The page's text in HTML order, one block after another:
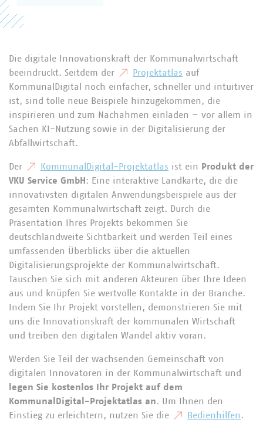
Die digitale Innovationskraft der Kommunalwirtschaft
beeindruckt. Seitdem der
Projektatlas auf
KommunalDigital noch einfacher, schneller und intuitiver
ist, sind tolle neue Beispiele hinzugekommen, die
inspirieren und zum Nachahmen einladen – vor allem in
Sachen KI-Nutzung sowie in der Digitalisierung der
Abfallwirtschaft.
Der KommunalDigital-Projektatlas ist ein
Produkt der
VKU Service GmbH : Eine interaktive Landkarte, die die
innovativsten digitalen Anwendungsbeispiele aus der
gesamten Kommunalwirtschaft zeigt. Durch die
Präsentation Ihres Projekts bekommen Sie
deutschlandweite Sichtbarkeit und werden Teil eines
umfassenden Überblicks über die aktuellen
Digitalisierungsprojekte der Kommunalwirtschaft.
Tauschen Sie sich mit anderen Akteuren über Ihre Ideen
aus und knüpfen Sie wertvolle Kontakte in der Branche.
Indem Sie Ihr Projekt vorstellen, demonstrieren Sie mit
uns die Innovationskraft der kommunalen Wirtschaft
und treiben den digitalen Wandel aktiv voran.
Werden Sie Teil der wachsenden Gemeinschaft von
digitalen Innovatoren in der Kommunalwirtschaft und
legen Sie kostenlos Ihr Projekt auf dem
KommunalDigital-Projektatlas an. Um Ihnen den
Einstieg zu erleichtern, nutzen Sie die
Bedienhilfen .